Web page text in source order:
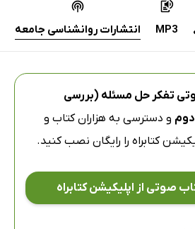
MP3 انتشارات روانشناسی جامعه
تفکر حل مسئله (بررسی
و دسترسی به هزاران کتاب و
کتابراه را رایگان نصب کنید.
صوتی از اپلیکیشن کتابراه